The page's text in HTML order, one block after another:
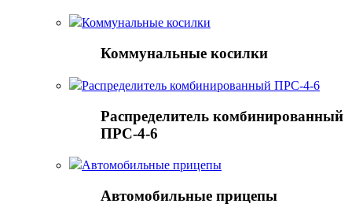
Коммунальные косилки
Коммунальные косилки
Распределитель комбинированный ПРС-4-6
Распределитель комбинированный
ПРС-4-6
Автомобильные прицепы
Автомобильные прицепы